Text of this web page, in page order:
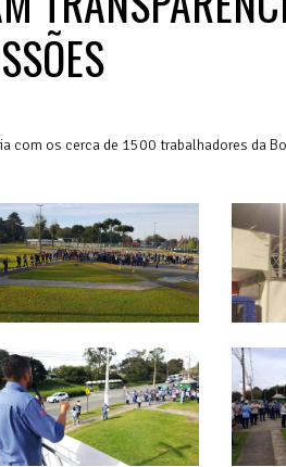
com os cerca de 1500 trabalhadores da